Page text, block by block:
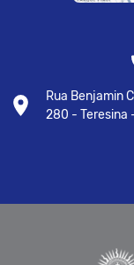
Rua Benjamin
280 - Teresina